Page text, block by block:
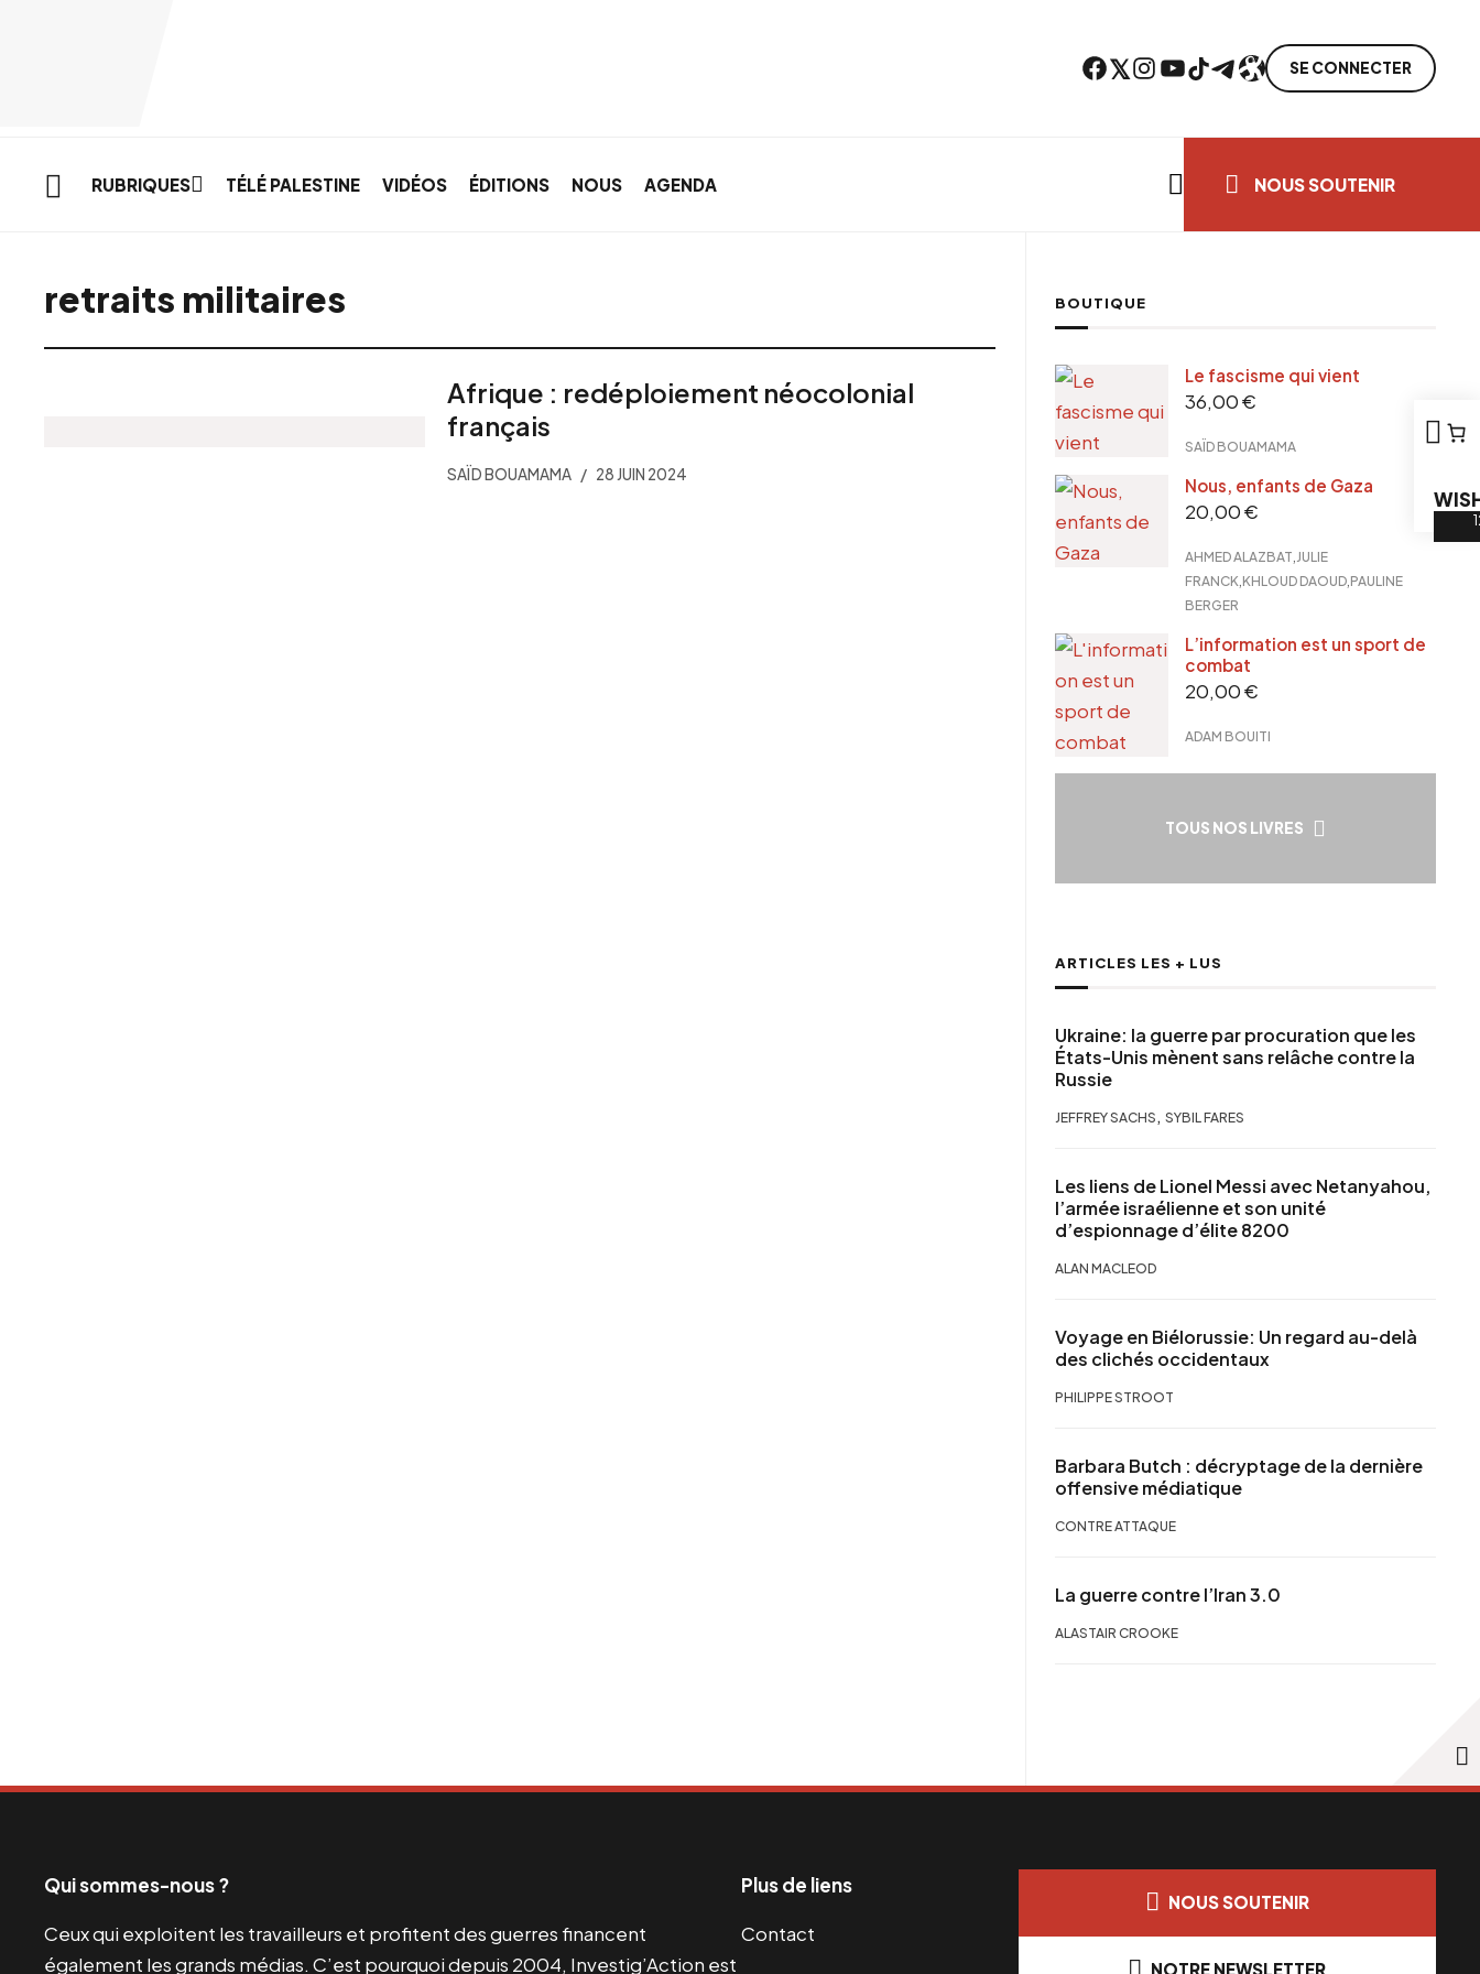
Facebook Twitter Instagram YouTube TikTok TelegramLien SE CONNECTER
RUBRIQUES TÉLÉ PALESTINE VIDÉOS ÉDITIONS NOUS AGENDA NOUS SOUTENIR
retraits militaires
Afrique : redéploiement néocolonial
français
SAÏD BOUAMAMA 28 JUIN 2024
BOUTIQUE
Le fascisme qui vient
36,00€
SAÏD BOUAMAMA
Nous, enfants de Gaza
20,00€
AHMED ALAZBAT JULIE
FRANCK KHLOUD DAOUD PAULINE
BERGER
L’information est un sport de
combat
20,00€
ADAM BOUITI
TOUS NOS LIVRES
ARTICLES LES + LUS
Ukraine: la guerre par procuration que les
États-Unis mènent sans relâche contre la
Russie
JEFFREY SACHS , SYBIL FARES
Les liens de Lionel Messi avec Netanyahou,
l’armée israélienne et son unité
d’espionnage d’élite 8200
ALAN MACLEOD
Voyage en Biélorussie: Un regard au-delà
des clichés occidentaux
PHILIPPE STROOT
Barbara Butch : décryptage de la dernière
offensive médiatique
CONTRE ATTAQUE
La guerre contre l’Iran 3.0
ALASTAIR CROOKE
Qui sommes-nous ?
Ceux qui exploitent les travailleurs et profitent des guerres financent
également les grands médias. C’est pourquoi depuis 2004, Investig’Action est
Plus de liens
Contact
NOUS SOUTENIR
NOTRE NEWSLETTER